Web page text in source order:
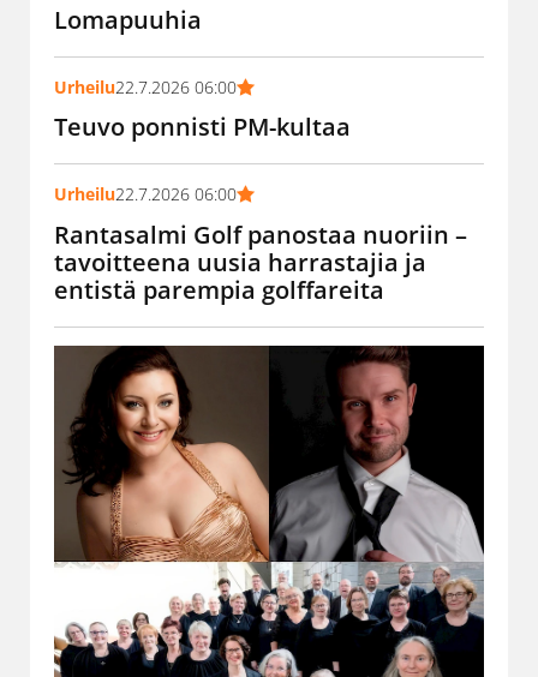
Lomapuuhia
Urheilu22.7.2026 06:00
Teuvo ponnisti PM-kultaa
Urheilu22.7.2026 06:00
Rantasalmi Golf panostaa nuoriin –
tavoitteena uusia harrastajia ja
entistä parempia golffareita